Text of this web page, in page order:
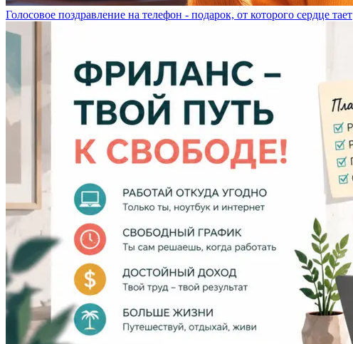
Голосовое поздравление на телефон - подарок, от которого сердце тает